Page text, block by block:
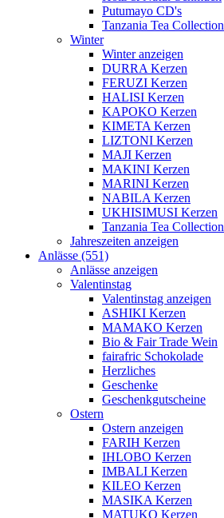
Putumayo CD's
Tanzania Tea Collection
Winter
Winter anzeigen
DURRA Kerzen
FERUZI Kerzen
HALISI Kerzen
KAPOKO Kerzen
KIMETA Kerzen
LIZTONI Kerzen
MAJI Kerzen
MAKINI Kerzen
MARINI Kerzen
NABILA Kerzen
UKHISIMUSI Kerzen
Tanzania Tea Collection
Jahreszeiten anzeigen
Anlässe (551)
Anlässe anzeigen
Valentinstag
Valentinstag anzeigen
ASHIKI Kerzen
MAMAKO Kerzen
Bio & Fair Trade Wein
fairafric Schokolade
Herzliches
Geschenke
Geschenkgutscheine
Ostern
Ostern anzeigen
FARIH Kerzen
IHLOBO Kerzen
IMBALI Kerzen
KILEO Kerzen
MASIKA Kerzen
MATUKO Kerzen